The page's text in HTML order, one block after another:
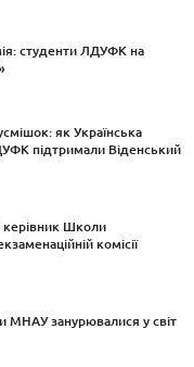
студенти ЛДУФК на
як Українська
підтримали Віденський
керівник Школи
комісії
МНАУ занурювалися у світ